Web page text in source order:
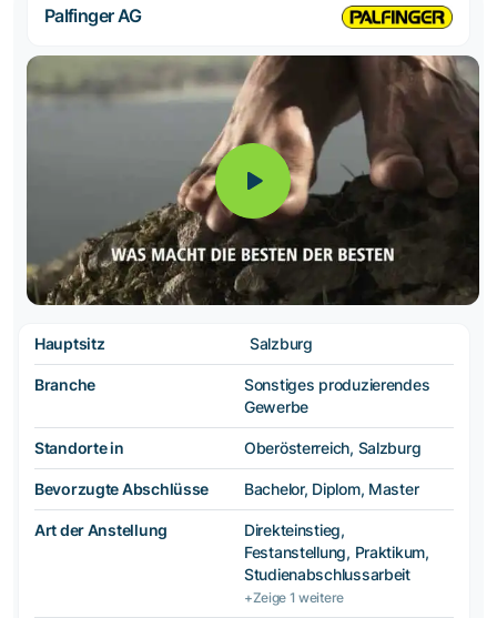
Palfinger AG
Hauptsitz Salzburg
Branche
Sonstiges produzierendes
Gewerbe
Standorte in Oberösterreich, Salzburg
Bevorzugte Abschlüsse Bachelor, Diplom, Master
Art der Anstellung
Direkteinstieg,
Festanstellung, Praktikum,
Studienabschlussarbeit
+Zeige 1 weitere